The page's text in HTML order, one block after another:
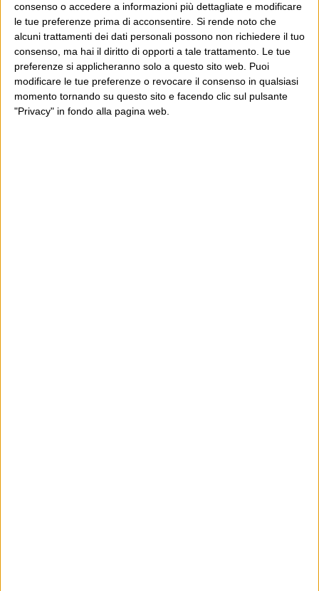
consenso o accedere a informazioni più dettagliate e modificare
le tue preferenze prima di acconsentire. Si rende noto che
alcuni trattamenti dei dati personali possono non richiedere il tuo
consenso, ma hai il diritto di opporti a tale trattamento. Le tue
preferenze si applicheranno solo a questo sito web. Puoi
modificare le tue preferenze o revocare il consenso in qualsiasi
momento tornando su questo sito e facendo clic sul pulsante
"Privacy" in fondo alla pagina web.
POST PRECEDENTE
As we knew it
POST SUCCESSIVO
Sputnik Observatory